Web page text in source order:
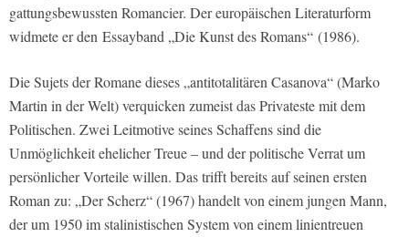
gattungsbewussten Romancier. Der europäischen Literaturform
widmete er den Essayband „Die Kunst des Romans“ (1986).
Die Sujets der Romane dieses „antitotalitären Casanova“ (Marko
Martin in derWelt) verquicken zumeist das Privateste mit dem
Politischen. Zwei Leitmotive seines Schaffens sind die
Unmöglichkeit ehelicher Treue – und der politische Verrat um
persönlicher Vorteile willen. Das trifft bereits auf seinen ersten
Roman zu: „DerScherz“(1967) handelt von einem jungen Mann,
der um 1950 im stalinistischen System von einem linientreuen